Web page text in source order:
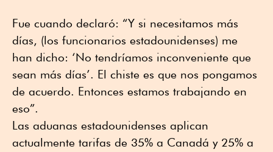
Fue cuando declaró: “Y si necesitamos más
días, (los funcionarios estadounidenses) me
han dicho: ‘No tendríamos inconveniente que
sean más días’. El chiste es que nos pongamos
de acuerdo. Entonces estamos trabajando en
eso”.
Las aduanas estadounidenses aplican
actualmente tarifas de 35% a Canadá y 25% a